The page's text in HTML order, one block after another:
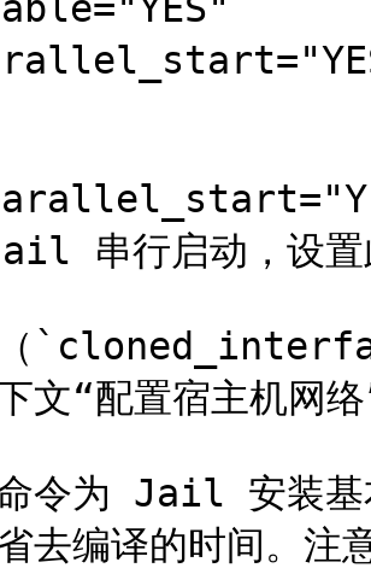
串行启动，设置
（
文“配置宿主机网
命令为 Jail 安装
去编译的时间。